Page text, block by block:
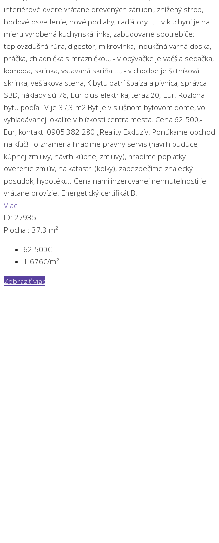
interiérové dvere vrátane drevených zárubní, znížený strop,
bodové osvetlenie, nové podlahy, radiátory..., - v kuchyni je na
mieru vyrobená kuchynská linka, zabudované spotrebiče:
teplovzdušná rúra, digestor, mikrovlnka, indukčná varná doska,
práčka, chladnička s mrazničkou, - v obývačke je väčšia sedačka,
komoda, skrinka, vstavaná skriňa ..., - v chodbe je šatníková
skrinka, vešiakova stena, K bytu patrí špajza a pivnica, správca
SBD, náklady sú 78,-Eur plus elektrika, teraz 20,-Eur. Rozloha
bytu podľa LV je 37,3 m2 Byt je v slušnom bytovom dome, vo
vyhľadávanej lokalite v blízkosti centra mesta. Cena 62.500,-
Eur, kontakt: 0905 382 280 ,,Reality Exkluzív. Ponúkame obchod
na kľúč! To znamená hradíme právny servis (návrh budúcej
kúpnej zmluvy, návrh kúpnej zmluvy), hradíme poplatky
overenie zmlúv, na katastri (kolky), zabezpečíme znalecký
posudok, hypotéku.. Cena nami inzerovanej nehnuteľnosti je
vrátane provízie. Energetický certifikát B.
Viac
ID: 27935
Plocha : 37.3 m²
62 500€
1 676€/m²
Zobraziť viac